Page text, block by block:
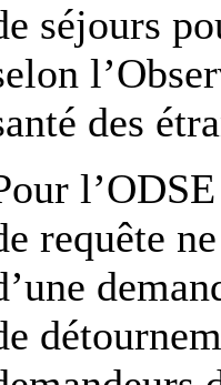
séjours
des
requête